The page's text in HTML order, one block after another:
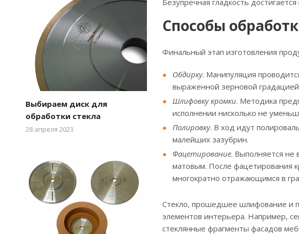
Способы
Финальный этап изготовления
Обдирку. Манипуляция
выраженной зерновой
Шлифовку кромки. Методика
исполнении нисколько не
Полировку. В ход идут
малейших зазубрин.
Фацетирование. Выполняется не
матовым. После фацетирования
многократно отражающимся в
Стекло, прошедшее шлифование и
элементов интерьера. Например,
стеклянные фрагменты фасадов
Выбираем диск для
обработки стекла
28 апреля 2023